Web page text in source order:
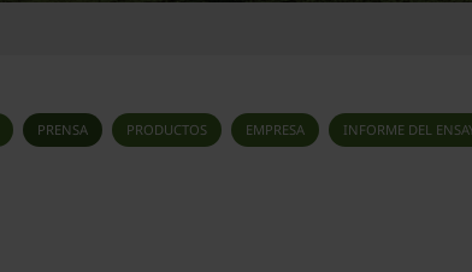
PRENSA PRODUCTOS EMPRESA INFORME DEL